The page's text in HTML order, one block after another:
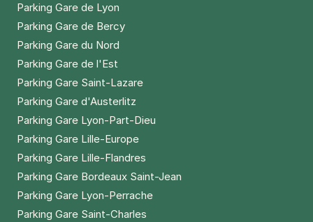
Parking Gare de Lyon
Parking Gare de Bercy
Parking Gare du Nord
Parking Gare de l'Est
Parking Gare Saint-Lazare
Parking Gare d'Austerlitz
Parking Gare Lyon-Part-Dieu
Parking Gare Lille-Europe
Parking Gare Lille-Flandres
Parking Gare Bordeaux Saint-Jean
Parking Gare Lyon-Perrache
Parking Gare Saint-Charles